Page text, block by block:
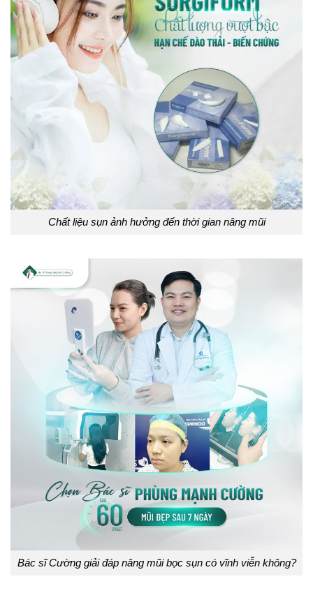
Chất liệu sụn ảnh hưởng đến thời gian nâng mũi
Bác sĩ Cường giải đáp nâng mũi bọc sụn có vĩnh viễn không?